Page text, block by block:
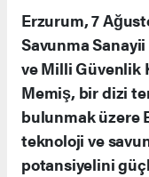
Erzurum, 7
Savunma
ve Milli Güvenlik
Memiş, bir dizi
bulunmak üzere
teknoloji ve
potansiyelini